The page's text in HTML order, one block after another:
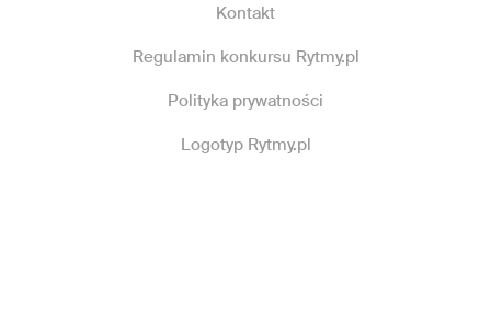
Kontakt
Regulamin konkursu Rytmy.pl
Polityka prywatności
Logotyp Rytmy.pl